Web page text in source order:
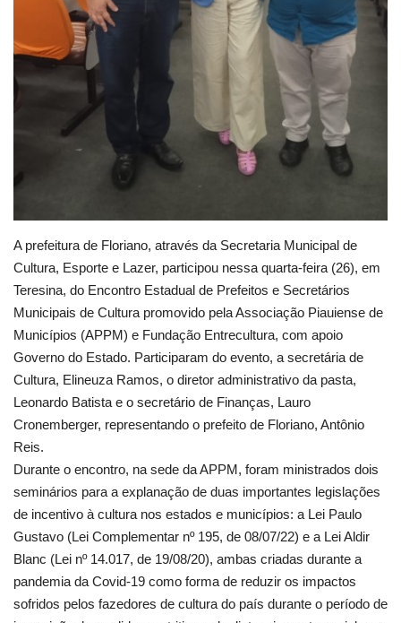
A prefeitura de Floriano, através da Secretaria Municipal de
Cultura, Esporte e Lazer, participou nessa quarta-feira (26), em
Teresina, do Encontro Estadual de Prefeitos e Secretários
Municipais de Cultura promovido pela Associação Piauiense de
Municípios (APPM) e Fundação Entrecultura, com apoio
Governo do Estado. Participaram do evento, a secretária de
Cultura, Elineuza Ramos, o diretor administrativo da pasta,
Leonardo Batista e o secretário de Finanças, Lauro
Cronemberger, representando o prefeito de Floriano, Antônio
Reis.
Durante o encontro, na sede da APPM, foram ministrados dois
seminários para a explanação de duas importantes legislações
de incentivo à cultura nos estados e municípios: a Lei Paulo
Gustavo (Lei Complementar nº 195, de 08/07/22) e a Lei Aldir
Blanc (Lei nº 14.017, de 19/08/20), ambas criadas durante a
pandemia da Covid-19 como forma de reduzir os impactos
sofridos pelos fazedores de cultura do país durante o período de